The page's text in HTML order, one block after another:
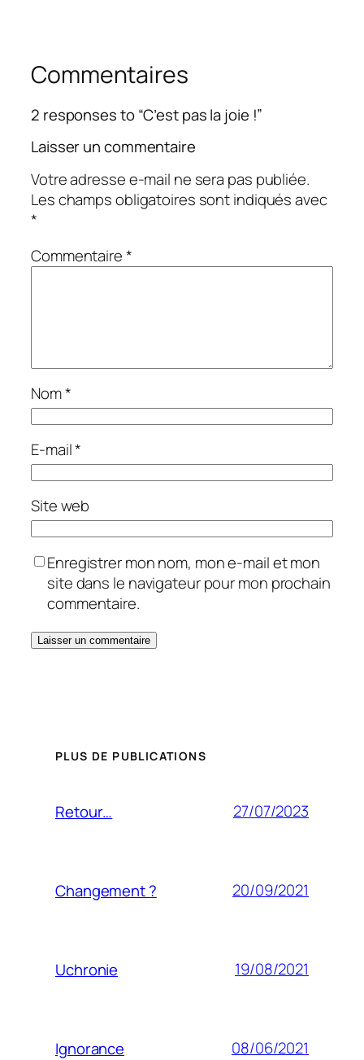
Commentaires
2 responses to “C’est pas la joie !”
Laisser un commentaire
Votre adresse e-mail ne sera pas publiée.
Les champs obligatoires sont indiqués avec
*
Commentaire*
Nom*
E-mail*
Site web
Enregistrer mon nom, mon e-mail et mon
site dans le navigateur pour mon prochain
commentaire.
PLUS DE PUBLICATIONS
Retour… 27/07/2023
Changement ? 20/09/2021
Uchronie 19/08/2021
Ignorance 08/06/2021